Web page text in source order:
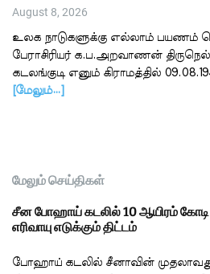
August 8, 2026
உலக நாடுகளுக்கு எல்லாம் பயணம்
பேராசிரியர் க.ப.அறவாணன்
கடலங்குடி எனும் கிராமத்தில்
[மேலும்…]
மேலும் செய்திகள்
சீன போஹாய் கடலில் 10 ஆயிரம்
எரிவாயு எடுக்கும் திட்டம்
போஹாய் கடலில் சீனாவின்